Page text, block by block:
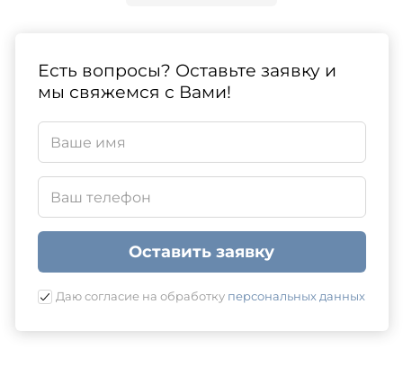
Есть вопросы? Оставьте заявку и
мы свяжемся с Вами!
Оставить заявку
Даю согласие на обработку персональных данных